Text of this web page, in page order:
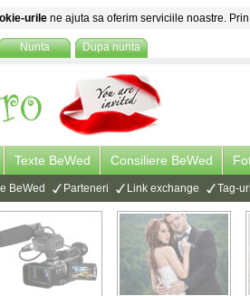
urile ne ajuta sa oferim serviciile noastre.
Nunta Dupa nunta
Texte BeWed Consiliere BeWed
BeWed Parteneri Link exchange Tag-